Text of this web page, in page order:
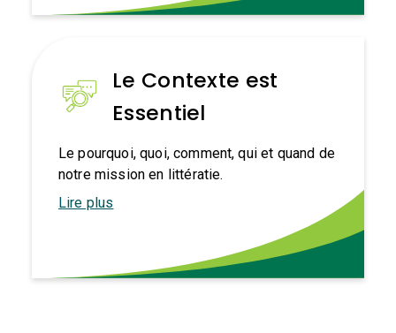
Le Contexte est
Essentiel
Le pourquoi, quoi, comment, qui et quand de
notre mission en littératie.
Lire plus